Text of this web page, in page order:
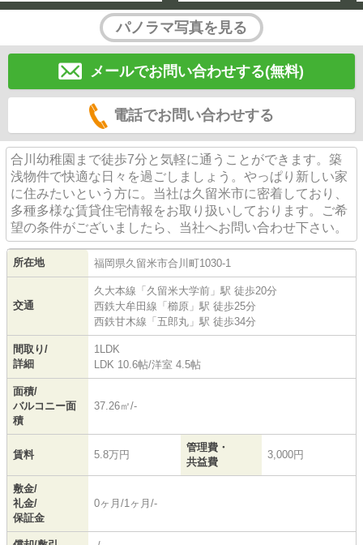
パノラマ写真を見る
メールでお問い合わせする(無料)
電話でお問い合わせする
合川幼稚園まで徒歩7分と気軽に通うことができます。築
浅物件で快適な日々を過ごしましょう。やっぱり新しい家
に住みたいという方に。当社は久留米市に密着しており、
多種多様な賃貸住宅情報をお取り扱いしております。ご希
望の条件がございましたら、当社へお問い合わせ下さい。
所在地 福岡県久留米市合川町1030-1
交通
久大本線 「久留米大学前 」駅 徒歩20分
西鉄大牟田線 「櫛原 」駅 徒歩25分
西鉄甘木線 「五郎丸 」駅 徒歩34分
間取り/
詳細
1LDK
LDK 10.6帖/洋室 4.5帖
面積/
バルコニー面
積
37.26㎡/-
賃料 5.8万円
管理費・
共益費
3,000円
敷金/
礼金/
保証金
0ヶ月/1ヶ月/-